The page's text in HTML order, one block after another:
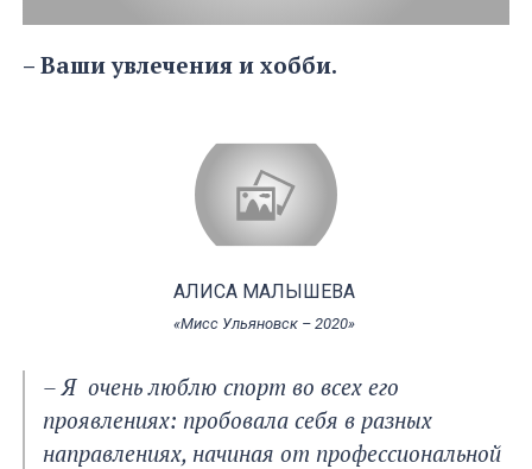
​​​​​​​– Ваши увлечения и хобби.
АЛИСА МАЛЫШЕВА
«Мисс Ульяновск – 2020»
– Я очень люблю спорт во всех его
проявлениях: пробовала себя в разных
направлениях, начиная от профессиональной